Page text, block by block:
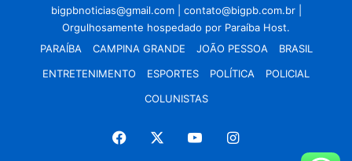
bigpbnoticias@gmail.com
contato@bigpb.com.br
Orgulhosamente hospedado por Paraíba Host.
PARAÍBA
CAMPINA GRANDE JOÃO PESSOA
BRASIL
ENTRETENIMENTO
ESPORTES POLÍTICA
POLICIAL
COLUNISTAS
Facebook YouTubeInstagram